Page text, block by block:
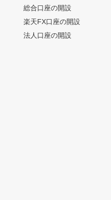
総合口座の開設
楽天FX口座の開設
法人口座の開設